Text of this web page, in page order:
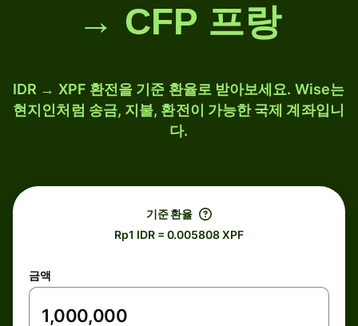
→ CFP 프랑
IDR → XPF 환전을 기준 환율로 받아보세요. Wise는
현지인처럼 송금, 지불, 환전이 가능한 국제 계좌입니
다.
기준 환율
Rp1 IDR = 0.005808 XPF
금액